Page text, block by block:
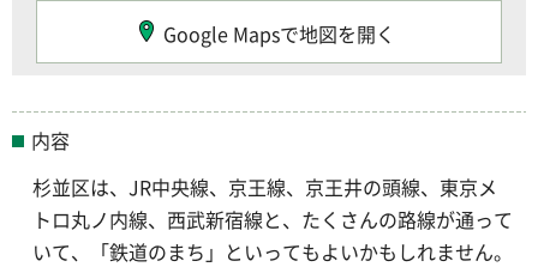
Google Mapsで地図を開く
内容
杉並区は、JR中央線、京王線、京王井の頭線、東京メ
トロ丸ノ内線、西武新宿線と、たくさんの路線が通って
いて、「鉄道のまち」といってもよいかもしれません。